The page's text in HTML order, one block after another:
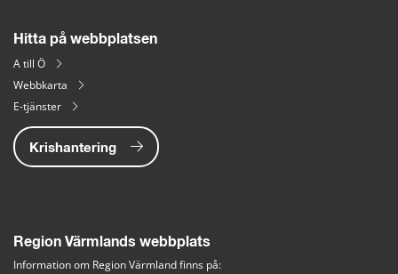
Hitta på webbplatsen
A till Ö
Webbkarta
E-tjänster
Krishantering
Region Värmlands webbplats
Information om Region Värmland finns på: